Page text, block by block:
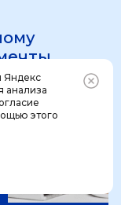
53
Яндекс
анализа
этого